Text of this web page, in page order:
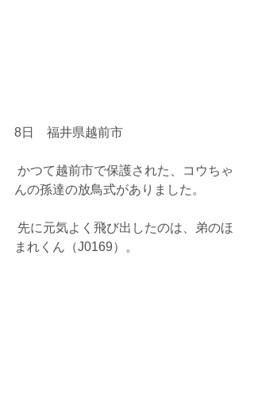
8日　福井県越前市
んの孫達の放鳥式がありました。
まれくん（J0169）。